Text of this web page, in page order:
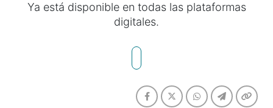
Ya está disponible en todas las plataformas
digitales.